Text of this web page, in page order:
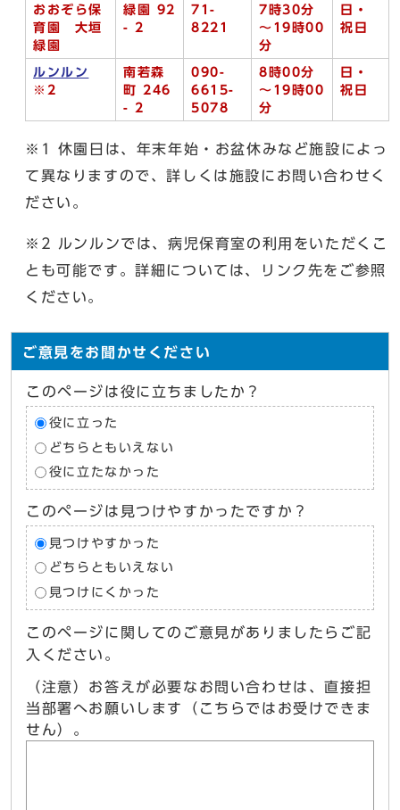
おおぞら保
育園 大垣
緑園
緑園 92
- 2
71-
8221
7時30分
～19時00
分
日・
祝日
ルンルン
※2
南若森
町 246
- 2
090-
6615-
5078
8時00分
～19時00
分
日・
祝日
※1 休園日は、年末年始・お盆休みなど施設によっ
て異なりますので、詳しくは施設にお問い合わせく
ださい。
※2 ルンルンでは、病児保育室の利用をいただくこ
とも可能です。詳細については、リンク先をご参照
ください。
ご意見をお聞かせください
このページは役に立ちましたか？
役に立った
どちらともいえない
役に立たなかった
このページは見つけやすかったですか？
見つけやすかった
どちらともいえない
見つけにくかった
このページに関してのご意見がありましたらご記
入ください。
（注意）お答えが必要なお問い合わせは、直接担
当部署へお願いします（こちらではお受けできま
せん）。